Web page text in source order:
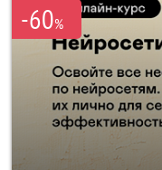
-60%